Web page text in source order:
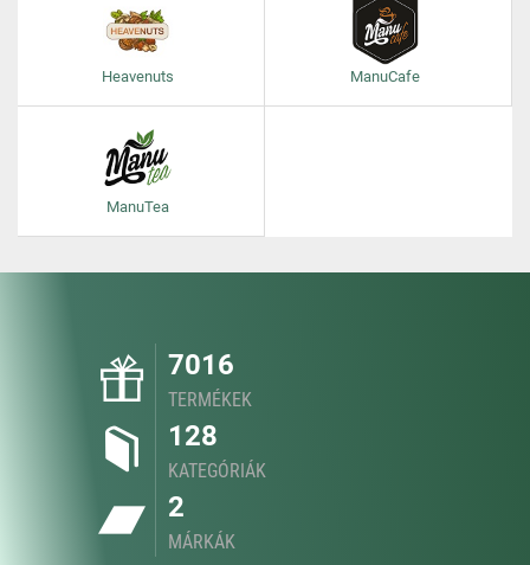
Heavenuts ManuCafe
ManuTea
7016
TERMÉKEK
128
KATEGÓRIÁK
2
MÁRKÁK